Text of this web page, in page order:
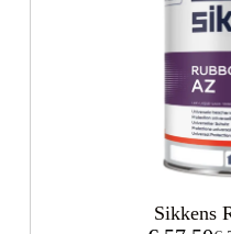
Sikkens